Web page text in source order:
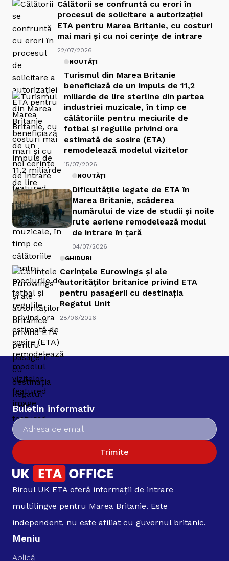
Călătorii se confruntă cu erori în
procesul de solicitare a autorizației
ETA pentru Marea Britanie, cu costuri
mai mari și cu noi cerințe de intrare
22/07/2026
NOUTĂȚI
Turismul din Marea Britanie
beneficiază de un impuls de 11,2
miliarde de lire sterline din partea
industriei muzicale, în timp ce
călătoriile pentru meciurile de
fotbal și regulile privind ora
estimată de sosire (ETA)
remodelează modelul vizitelor
15/07/2026
NOUTĂȚI
Dificultățile legate de ETA în
Marea Britanie, scăderea
numărului de vize de studii și noile
rute aeriene remodelează modul
de intrare în țară
04/07/2026
GHIDURI
Cerințele Eurowings și ale
autorităților britanice privind ETA
pentru pasagerii cu destinația
Regatul Unit
28/06/2026
Buletin informativ
Trimite
Biroul UK ETA oferă informații de intrare
multilingve pentru Marea Britanie. Este
independent, nu este afiliat cu guvernul britanic.
Meniu
Aplică